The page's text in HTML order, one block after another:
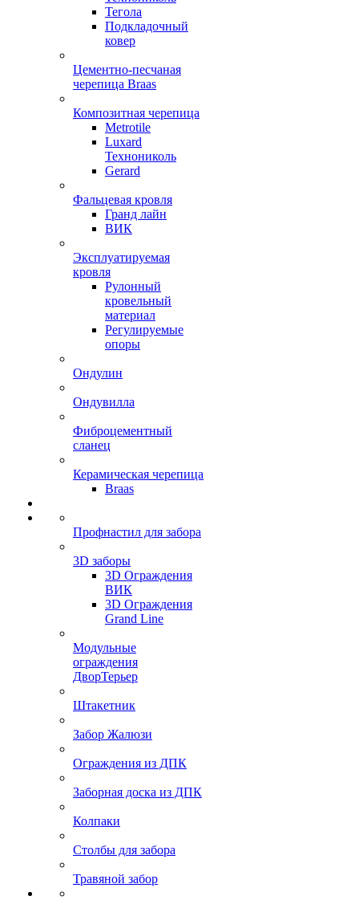
Тегола
Подкладочный
ковер
Цементно-песчаная
черепица Braas
Композитная черепица
Metrotile
Luxard
Технониколь
Gerard
Фальцевая кровля
Гранд лайн
ВИК
Эксплуатируемая
кровля
Рулонный
кровельный
материал
Регулируемые
опоры
Ондулин
Ондувилла
Фиброцементный
сланец
Керамическая черепица
Braas
Профнастил для забора
3D заборы
3D Ограждения
ВИК
3D Ограждения
Grand Line
Модульные
ограждения
ДворТерьер
Штакетник
Забор Жалюзи
Ограждения из ДПК
Заборная доска из ДПК
Колпаки
Столбы для забора
Травяной забор